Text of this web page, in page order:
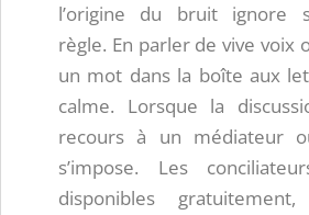
l’origine du bruit ignore
règle. En parler de vive voix
un mot dans la boîte aux
calme. Lorsque la
recours à un médiateur
s’impose. Les
disponibles